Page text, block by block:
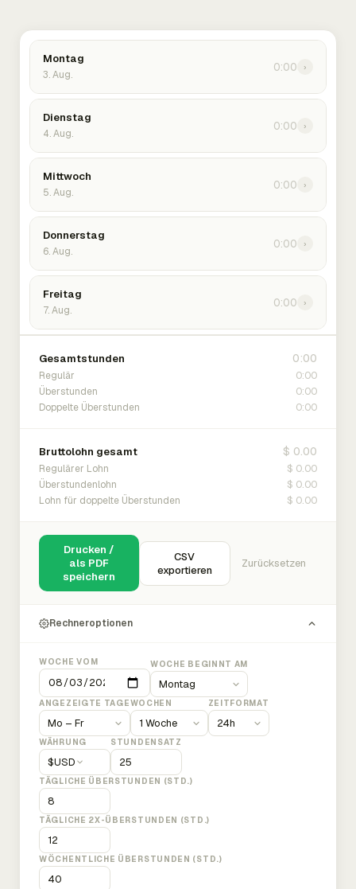
Montag
3. Aug.
0:00 ›
Dienstag
4. Aug.
0:00 ›
Mittwoch
5. Aug.
0:00 ›
Donnerstag
6. Aug.
0:00 ›
Freitag
7. Aug.
0:00 ›
Gesamtstunden 0:00
Regulär 0:00
Überstunden 0:00
Doppelte Überstunden 0:00
Bruttolohn gesamt $ 0.00
Regulärer Lohn $ 0.00
Überstundenlohn $ 0.00
Lohn für doppelte Überstunden $ 0.00
Drucken /
als PDF
speichern
CSV
exportieren
Zurücksetzen
Rechneroptionen
WOCHE VOM WOCHE BEGINNT AM
ANGEZEIGTE TAGEWOCHEN ZEITFORMAT
WÄHRUNG
$USD
STUNDENSATZ
TÄGLICHE ÜBERSTUNDEN (STD.)
TÄGLICHE 2X-ÜBERSTUNDEN (STD.)
WÖCHENTLICHE ÜBERSTUNDEN (STD.)